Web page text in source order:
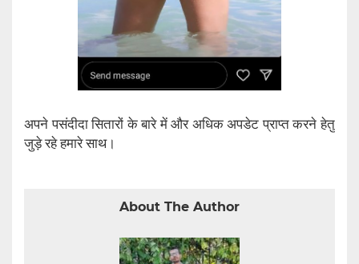
अपने पसंदीदा सितारों के बारे में और अधिक अपडेट प्राप्त करने हेतु
जुड़े रहे हमारे साथ।
About The Author